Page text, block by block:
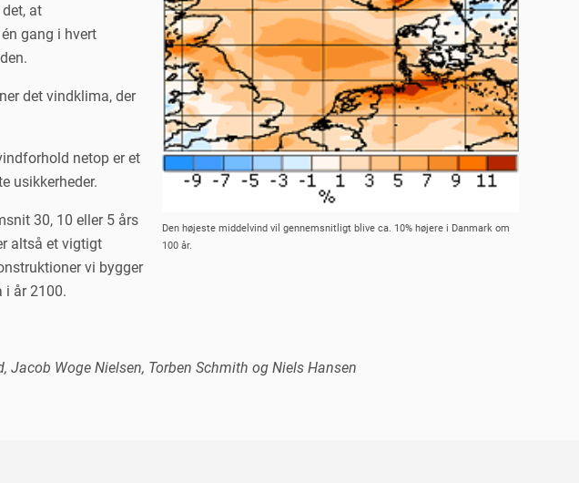
Den højeste middelvind vil gennemsnitligt blive ca. 10% højere i Danmark om
100 år.
at
gang i hvert
det vindklima, der
netop er et
usikkerheder.
30, 10 eller 5 års
altså et vigtigt
vi bygger
i år 2100.
Jacob Woge Nielsen, Torben Schmith og Niels Hansen